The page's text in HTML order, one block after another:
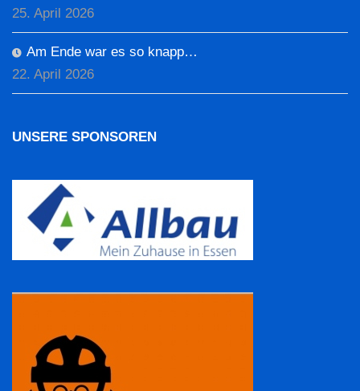
25. April 2026
Am Ende war es so knapp…
22. April 2026
UNSERE SPONSOREN